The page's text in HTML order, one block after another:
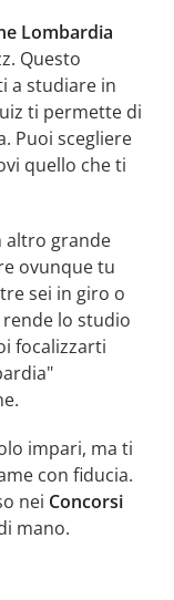
Lombardia
Questo
a studiare in
ti permette di
Puoi scegliere
quello che ti
altro grande
ovunque tu
sei in giro o
rende lo studio
focalizzarti
impari, ma ti
con fiducia.
nei Concorsi
mano.